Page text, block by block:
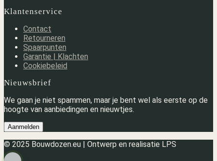
Klantenservice
Contact
Retourneren
Spaarpunten
Garantie | Klachten
Cookiebeleid
Nieuwsbrief
We gaan je niet spammen, maar je bent wel als eerste op de
hoogte van aanbiedingen en nieuwtjes.
Aanmelden
© 2025 Bouwdozen.eu | Ontwerp en realisatie LPS